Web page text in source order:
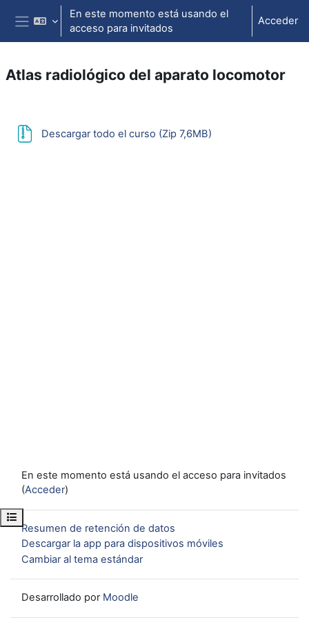
Salta al contenido principal
Panel lateral
En este momento está usando el
acceso para invitados
Acceder
Abrir índice del curso
Atlas radiológico del aparato locomotor
Descargar todo el curso (Zip 7,6MB)
En este momento está usando el acceso para invitados
(Acceder)
Resumen de retención de datos
Descargar la app para dispositivos móviles
Cambiar al tema estándar
Desarrollado por Moodle